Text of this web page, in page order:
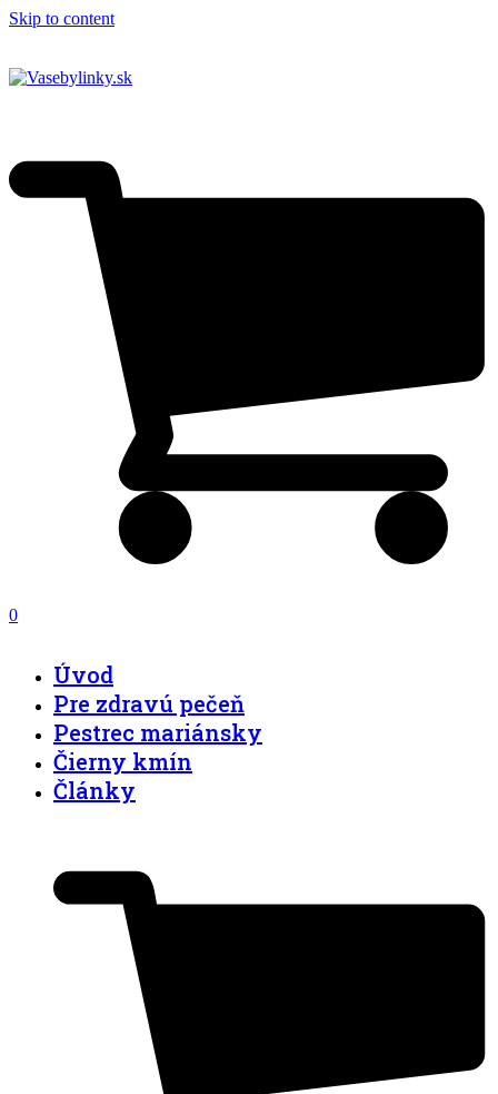
Skip to content
0
menu
menu
Úvod
Pre zdravú pečeň
Pestrec mariánsky
Čierny kmín
Články